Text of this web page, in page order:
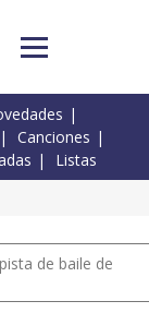
Canciones
Listas
de baile de